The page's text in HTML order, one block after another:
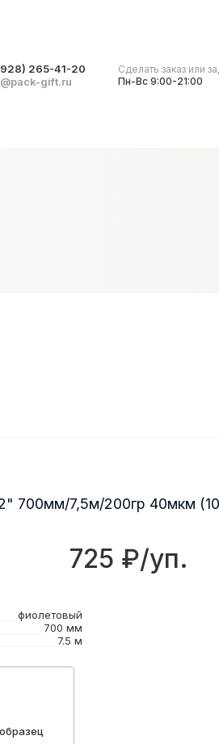
265-41-20
gift.ru
Сделать заказ или
Пн-Вс 9:00-21:00
700мм/7,5м/200гр 40мкм
725 ₽/уп.
фиолетовый
700 мм
7.5 м